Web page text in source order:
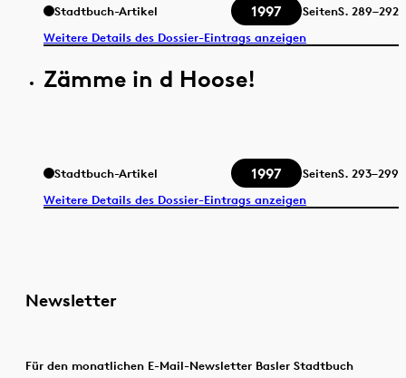
Stadtbuch-Artikel 1997 SeitenS. 289–292
Weitere Details des Dossier-Eintrags anzeigen
Zämme in d Hoose!
Stadtbuch-Artikel 1997 SeitenS. 293–299
Weitere Details des Dossier-Eintrags anzeigen
Newsletter
Für den monatlichen E-Mail-Newsletter Basler Stadtbuch